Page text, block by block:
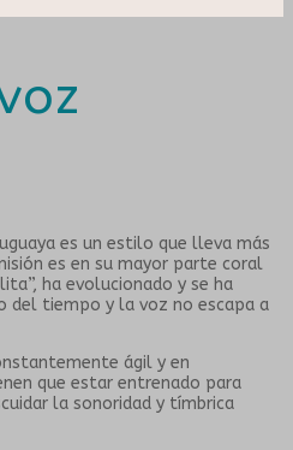
es un estilo que lleva más
es en su mayor parte coral
ha evolucionado y se ha
del tiempo y la voz no escapa a
ágil y en
que estar entrenado para
la sonoridad y tímbrica